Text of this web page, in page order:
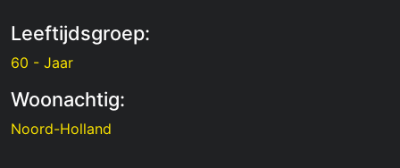
Leeftijdsgroep:
60 - Jaar
Woonachtig:
Noord-Holland